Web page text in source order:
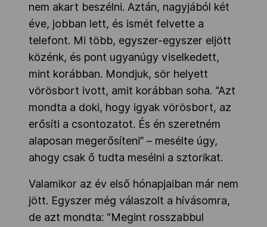
nem akart beszélni. Aztán, nagyjából két
éve, jobban lett, és ismét felvette a
telefont. Mi több, egyszer-egyszer eljött
közénk, és pont ugyanúgy viselkedett,
mint korábban. Mondjuk, sör helyett
vörösbort ivott, amit korábban soha. “Azt
mondta a doki, hogy igyak vörösbort, az
erősíti a csontozatot. És én szeretném
alaposan megerősíteni” – mesélte úgy,
ahogy csak ő tudta mesélni a sztorikat.
Valamikor az év első hónapjaiban már nem
jött. Egyszer még válaszolt a hívásomra,
de azt mondta: “Megint rosszabbul